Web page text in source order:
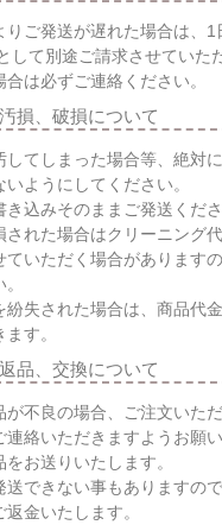
りご発送が遅れた場合は、1
して別途ご請求させていた
は必ずご連絡ください。
損、破損について
してしまった場合等、絶対
ようにしてください。
込みそのままご発送くださ
された場合はクリーニング
ていただく場合があります
失された場合は、商品代
す。
品、交換について
が不良の場合、ご注文いた
連絡いただきますようお願い
お送りいたします。
送できない事もありますの
金いたします。